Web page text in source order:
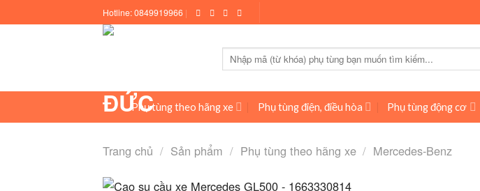
to
Hotline:0849919966 |
Tìm
kiếm:
Phụ tùng theo hãng xe Phụ tùng điện, điều hòa Phụ tùng động cơ
Trang chủ / Sản phẩm / Phụ tùng theo hãng xe / Mercedes-Benz